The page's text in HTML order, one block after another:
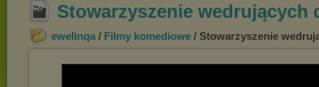
Stowarzyszenie wedrujących
ewelinqa / Filmy komediowe / Stowarzyszenie